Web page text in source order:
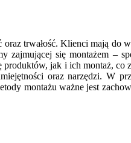
trwałość. Klienci mają
się montażem –
jak i ich montaż, co
oraz narzędzi. W
montażu ważne jest